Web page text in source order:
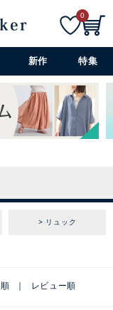
詳細検索+
0
新作 特集
リュック
レビュー順